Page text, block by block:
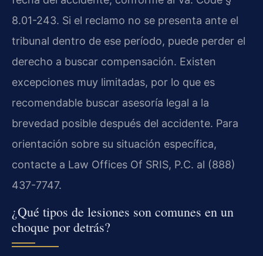
8.01-243. Si el reclamo no se presenta ante el
tribunal dentro de ese período, puede perder el
derecho a buscar compensación. Existen
excepciones muy limitadas, por lo que es
recomendable buscar asesoría legal a la
brevedad posible después del accidente. Para
orientación sobre su situación específica,
contacte a Law Offices Of SRIS, P.C. al (888)
437-7747.
¿Qué tipos de lesiones son comunes en un
choque por detrás?